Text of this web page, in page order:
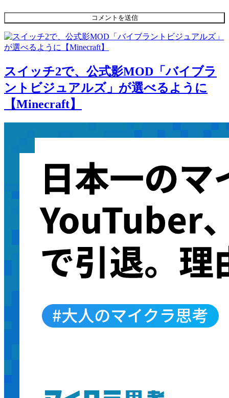
スイッチ2で、公式影MOD「バイブラ
ントビジュアルズ」が選べるように
【Minecraft】